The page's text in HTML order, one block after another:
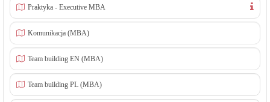
Praktyka - Executive MBA
Komunikacja (MBA)
Team building EN (MBA)
Team building PL (MBA)